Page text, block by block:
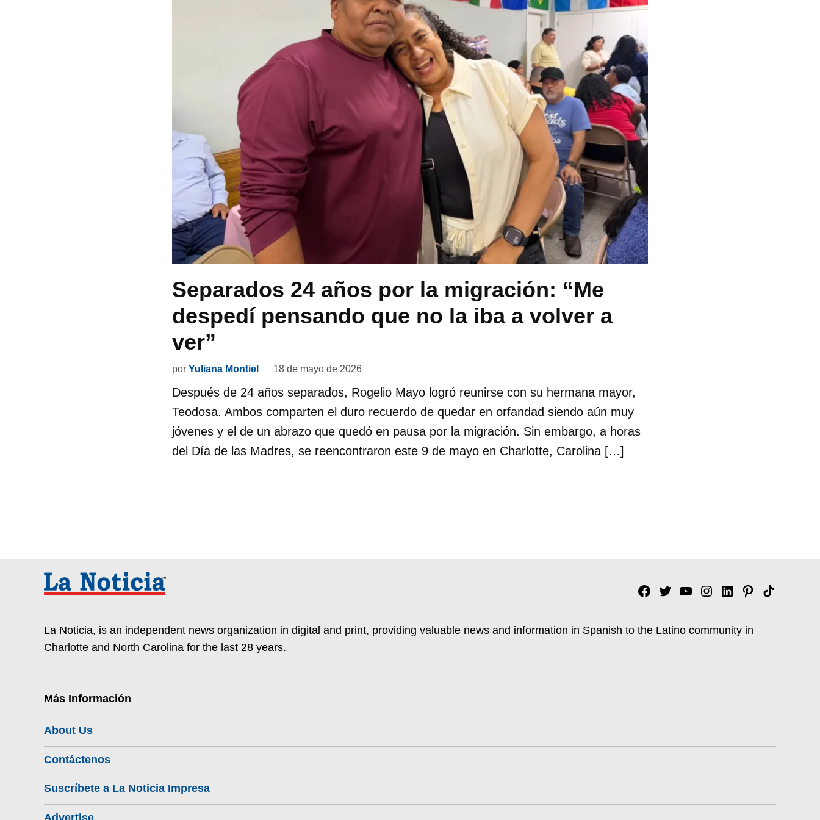
Separados 24 años por la migración: “Me
despedí pensando que no la iba a volver a
ver”
por Yuliana Montiel 18 de mayo de 2026
Después de 24 años separados, Rogelio Mayo logró reunirse con su hermana mayor,
Teodosa. Ambos comparten el duro recuerdo de quedar en orfandad siendo aún muy
jóvenes y el de un abrazo que quedó en pausa por la migración. Sin embargo, a horas
del Día de las Madres, se reencontraron este 9 de mayo en Charlotte, Carolina […]
Facebook
TwitterYouTubeInstagram
Linkedin
Pinterest
Tik
La Noticia, is an independent news organization in digital and print, providing valuable news and information in Spanish to the Latino community in
Charlotte and North Carolina for the last 28 years.
Más Información
About Us
Contáctenos
Suscríbete a La Noticia Impresa
Advertise